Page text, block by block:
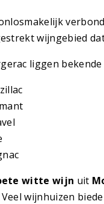
wijngebied
liggen
witte wijn uit
wijnhuizen